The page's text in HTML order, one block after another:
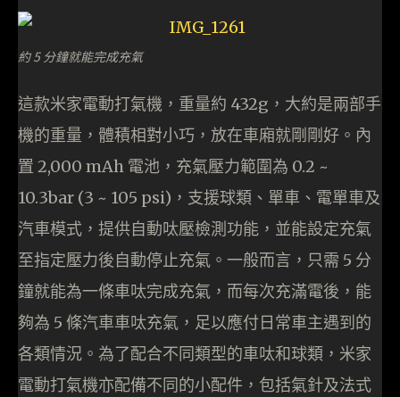
約 5 分鐘就能完成充氣
這款米家電動打氣機，重量約 432g，大約是兩部手
機的重量，體積相對小巧，放在車廂就剛剛好。內
置 2,000 mAh 電池，充氣壓力範圍為 0.2 ~
10.3bar (3 ~ 105 psi)，支援球類、單車、電單車及
汽車模式，提供自動呔壓檢測功能，並能設定充氣
至指定壓力後自動停止充氣。一般而言，只需 5 分
鐘就能為一條車呔完成充氣，而每次充滿電後，能
夠為 5 條汽車車呔充氣，足以應付日常車主遇到的
各類情況。為了配合不同類型的車呔和球類，米家
電動打氣機亦配備不同的小配件，包括氣針及法式